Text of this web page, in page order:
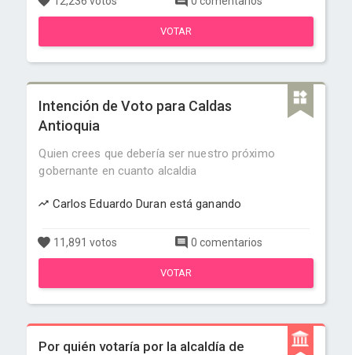
VOTAR
Intención de Voto para Caldas
Antioquia
Quien crees que debería ser nuestro próximo
gobernante en cuanto alcaldia
Carlos Eduardo Duran está ganando
11,891 votos 0 comentarios
VOTAR
Por quién votaría por la alcaldía de